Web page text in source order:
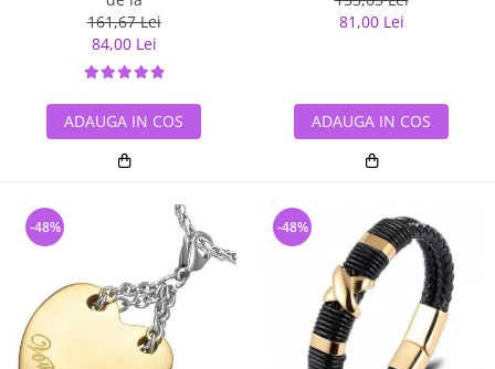
161,67 Lei
84,00 Lei
ADAUGA IN COS
81,00 Lei
ADAUGA IN COS
-48% -48%